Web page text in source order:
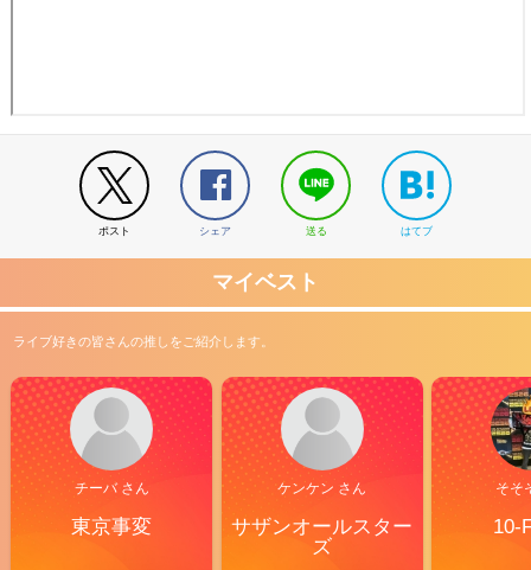
ポスト シェア 送る はてブ
マイベスト
ライブ好きの皆さんの推しをご紹介します。
チーバ さん
東京事変
ケンケン さん
サザンオールスター
ズ
そそ
10-